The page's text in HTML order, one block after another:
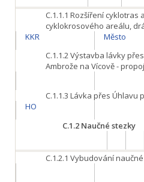
C.1.1.1 Rozšíření cyklotras
cyklokrosového areálu,
KKR
Město
C.1.1.2Výstavba lávky
Ambrože na Vícově -
C.1.1.3 Lávka přes Úhlavu
HO
C.1.2 Naučné stezky
C.1.2.1 Vybudování